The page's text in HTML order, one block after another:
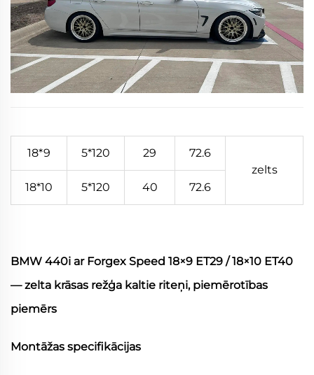
18*9 5*120 29
72.6
zelts
18*10
5*120 40 72.6
BMW 440i ar Forgex Speed 18×9 ET29 / 18×10 ET40
— zelta krāsas režģa kaltie riteņi, piemērotības
piemērs
Montāžas specifikācijas